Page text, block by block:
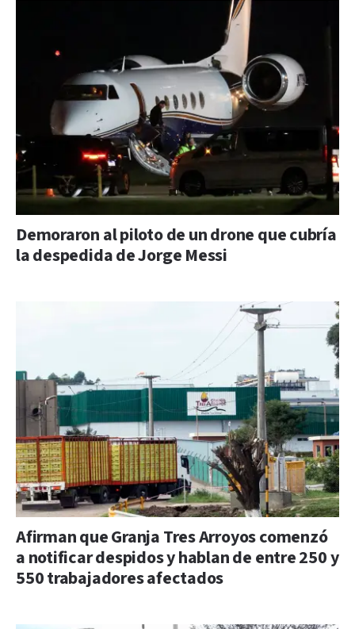
Demoraron al piloto de un drone que cubría
la despedida de Jorge Messi
Afirman que Granja Tres Arroyos comenzó
a notificar despidos y hablan de entre 250 y
550 trabajadores afectados